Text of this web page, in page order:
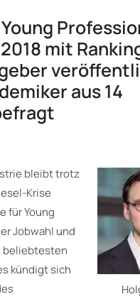
mit
aus 14
bleibt trotz
Krise
für Young
Jobwahl und
beliebtesten
kündigt sich